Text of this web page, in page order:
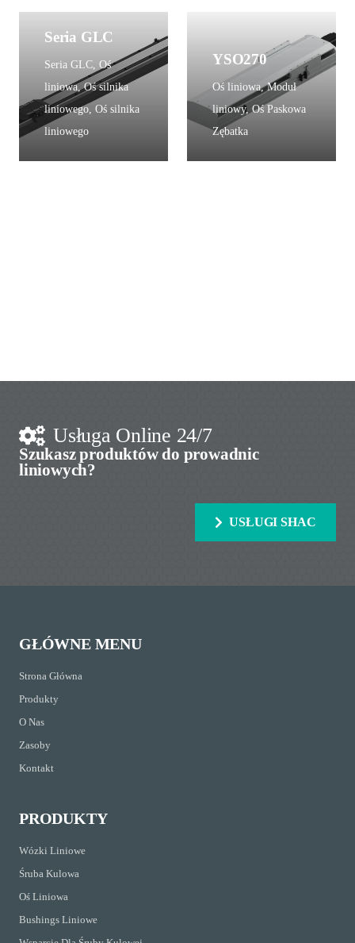
Seria GLC
Seria GLC Oś
liniowa,Oś silnika
liniowego Oś silnika
liniowego
YSO270
Oś liniowa,Moduł
liniowy, Oś Paskowa
Zębatka
Usługa Online 24/7
Szukasz produktów do prowadnic
liniowych?
USŁUGI SHAC
GŁÓWNE MENU
Strona Główna
Produkty
O Nas
Zasoby
Kontakt
PRODUKTY
Wózki Liniowe
Śruba Kulowa
Oś Liniowa
Bushings Liniowe